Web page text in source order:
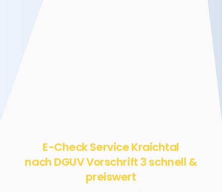
E-Check Service Kraichtal
nach DGUV Vorschrift 3 schnell &
preiswert